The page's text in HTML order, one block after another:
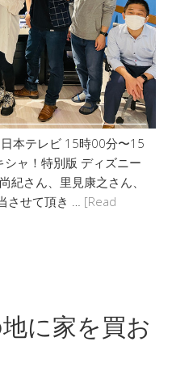
本テレビ 15時00分〜15
ャ！特別版 ディズニー
紀さん、里見康之さん、
させて頂き … [Read
に家を買お